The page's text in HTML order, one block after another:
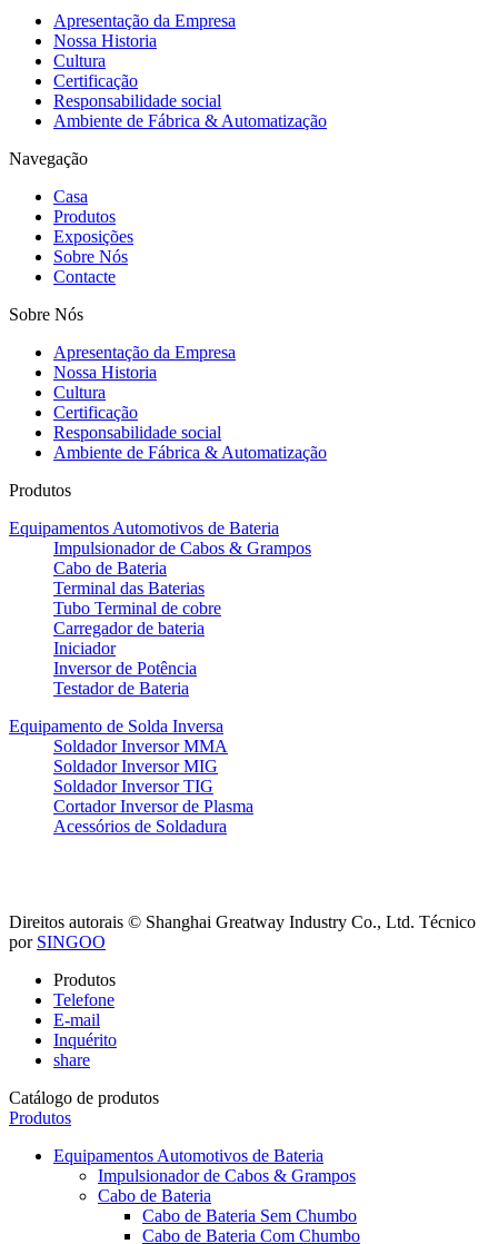
Apresentação da Empresa
Nossa Historia
Cultura
Certificação
Responsabilidade social
Ambiente de Fábrica & Automatização
Navegação
Casa
Produtos
Exposições
Sobre Nós
Contacte
Sobre Nós
Apresentação da Empresa
Nossa Historia
Cultura
Certificação
Responsabilidade social
Ambiente de Fábrica & Automatização
Produtos
Equipamentos Automotivos de Bateria
Impulsionador de Cabos & Grampos
Cabo de Bateria
Terminal das Baterias
Tubo Terminal de cobre
Carregador de bateria
Iniciador
Inversor de Potência
Testador de Bateria
Equipamento de Solda Inversa
Soldador Inversor MMA
Soldador Inversor MIG
Soldador Inversor TIG
Cortador Inversor de Plasma
Acessórios de Soldadura
Direitos autorais © Shanghai Greatway Industry Co., Ltd. Técnico
por SINGOO
Produtos
Telefone
E-mail
Inquérito
share
Catálogo de produtos
Produtos
Equipamentos Automotivos de Bateria
Impulsionador de Cabos & Grampos
Cabo de Bateria
Cabo de Bateria Sem Chumbo
Cabo de Bateria Com Chumbo